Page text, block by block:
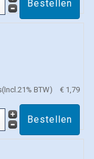
BTW) € 1,79